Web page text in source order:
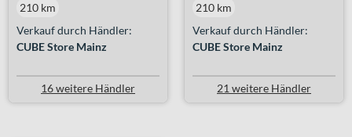
Verkauf durch Händler:
CUBE Store Mainz
210 km
16 weitere Händler
Verkauf durch Händler:
CUBE Store Mainz
210 km
21 weitere Händler